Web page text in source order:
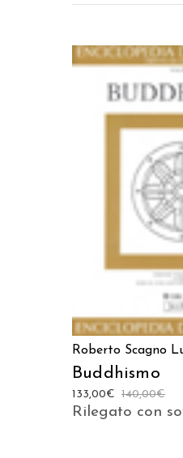
AGGIUNGI
Roberto Scagno
Buddhismo
140,00€
133,00€
Rilegato con